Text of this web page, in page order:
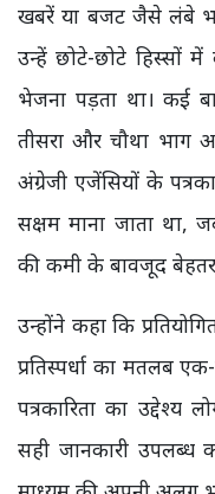
खबरें या बजट जैसे लंबे
उन्हें छोटे-छोटे हिस्सों
भेजना पड़ता था। कई
तीसरा और चौथा भाग
अंग्रेजी एजेंसियों के
सक्षम माना जाता था,
की कमी के बावजूद बेहतर
उन्होंने कहा कि
प्रतिस्पर्धा का मतलब
पत्रकारिता का
सही जानकारी उपलब्ध